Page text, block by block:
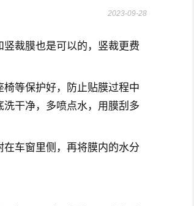
2023-09-28
裁膜也是可以的，竖裁更费
等保护好，防止贴膜过程中
干净，多喷点水，用膜刮多
车窗里侧，再将膜内的水分